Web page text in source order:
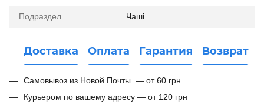
Подраздел Чаші
Доставка Оплата Гарантия Возврат
Самовывоз из Новой Почты — от 60 грн.
Курьером по вашему адресу — от 120 грн